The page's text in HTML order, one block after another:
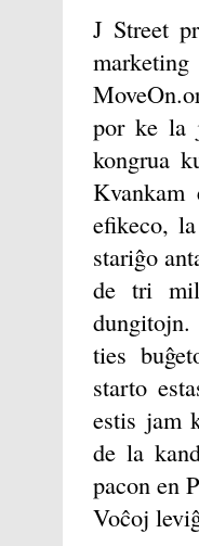
J Street
por ke la
kongrua
efikeco,
stariĝo
de tri
ties
starto
estis jam
de la
pacon en
Voĉoj